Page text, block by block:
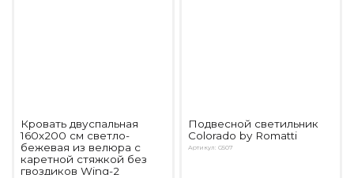
Кровать двуспальная
160х200 см светло-
бежевая из велюра с
каретной стяжкой без
гвоздиков Wing-2
Подвесной светильник
Colorado by Romatti
Артикул: G507